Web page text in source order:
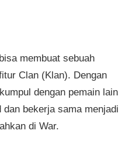
membuat sebuah
Clan (Klan). Dengan
dengan pemain lain
bekerja sama menjadi
di War.